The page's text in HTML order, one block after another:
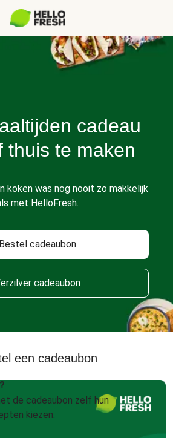
cadeau
thuis te maken
koken was nog nooit zo makkelijk
met HelloFresh.
Bestel cadeaubon
cadeaubon
een cadeaubon
de cadeaubon zelf hun
kiezen.